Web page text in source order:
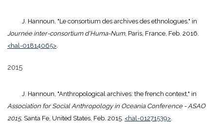
J. Hannoun, "Le consortium des archives des ethnologues," in
Journée inter-consortium d'Huma-Num, Paris, France, Feb. 2016.
<hal-01814065>.
2015
J. Hannoun, "Anthropological archives: the french context," in
Association for Social Anthropology in Oceania Conference - ASAO
2015, Santa Fe, United States, Feb. 2015. <hal-01271539>.